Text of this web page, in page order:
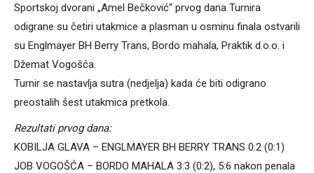
Sportskoj dvorani „Amel Bečković“ prvog dana Turnira
odigrane su četiri utakmice a plasman u osminu finala ostvarili
su Englmayer BH Berry Trans, Bordo mahala, Praktik d.o.o. i
Džemat Vogošća.
Turnir se nastavlja sutra (nedjelja) kada će biti odigrano
preostalih šest utakmica pretkola.
Rezultati prvog dana:
KOBILJA GLAVA – ENGLMAYER BH BERRY TRANS 0:2 (0:1)
JOB VOGOŠĆA – BORDO MAHALA 3:3 (0:2), 5:6 nakon penala